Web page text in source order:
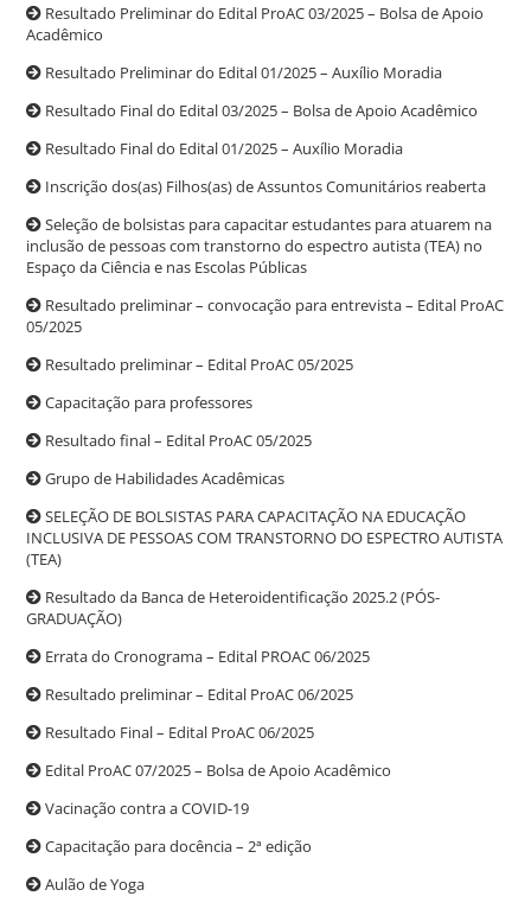
Resultado Preliminar do Edital ProAC 03/2025 – Bolsa de Apoio
Acadêmico
Resultado Preliminar do Edital 01/2025 – Auxílio Moradia
Resultado Final do Edital 03/2025 – Bolsa de Apoio Acadêmico
Resultado Final do Edital 01/2025 – Auxílio Moradia
Inscrição dos(as) Filhos(as) de Assuntos Comunitários reaberta
Seleção de bolsistas para capacitar estudantes para atuarem na
inclusão de pessoas com transtorno do espectro autista (TEA) no
Espaço da Ciência e nas Escolas Públicas
Resultado preliminar – convocação para entrevista – Edital ProAC
05/2025
Resultado preliminar – Edital ProAC 05/2025
Capacitação para professores
Resultado final – Edital ProAC 05/2025
Grupo de Habilidades Acadêmicas
SELEÇÃO DE BOLSISTAS PARA CAPACITAÇÃO NA EDUCAÇÃO
INCLUSIVA DE PESSOAS COM TRANSTORNO DO ESPECTRO AUTISTA
(TEA)
Resultado da Banca de Heteroidentificação 2025.2 (PÓS-
GRADUAÇÃO)
Errata do Cronograma – Edital PROAC 06/2025
Resultado preliminar – Edital ProAC 06/2025
Resultado Final – Edital ProAC 06/2025
Edital ProAC 07/2025 – Bolsa de Apoio Acadêmico
Vacinação contra a COVID-19
Capacitação para docência – 2ª edição
Aulão de Yoga